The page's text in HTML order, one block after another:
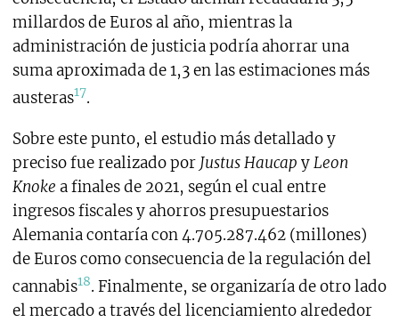
millardos de Euros al año, mientras la
administración de justicia podría ahorrar una
suma aproximada de 1,3 en las estimaciones más
austeras17.
Sobre este punto, el estudio más detallado y
preciso fue realizado por Justus Haucap yLeon
Knoke a finales de 2021, según el cual entre
ingresos fiscales y ahorros presupuestarios
Alemania contaría con 4.705.287.462 (millones)
de Euros como consecuencia de la regulación del
cannabis18. Finalmente, se organizaría de otro lado
el mercado a través del licenciamiento alrededor